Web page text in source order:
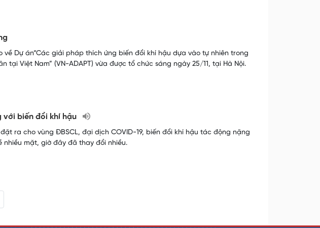
về Dự án“Các giải pháp thích ứng biến đổi khí hậu dựa vào tự nhiên trong
tại Việt Nam” (VN-ADAPT) vừa được tổ chức sáng ngày 25/11, tại Hà Nội.
với biến đổi khí hậu
ra cho vùng ĐBSCL, đại dịch COVID-19, biến đổi khí hậu tác động nặng
nhiều mặt, giờ đây đã thay đổi nhiều.